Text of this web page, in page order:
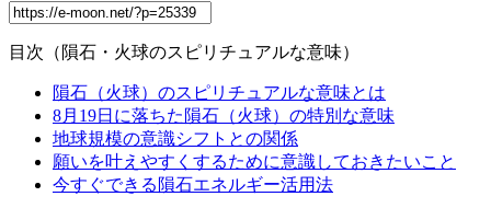
目次（隕石・火球のスピリチュアルな意味）
隕石（火球）のスピリチュアルな意味とは
8月19日に落ちた隕石（火球）の特別な意味
地球規模の意識シフトとの関係
願いを叶えやすくするために意識しておきたいこと
今すぐできる隕石エネルギー活用法